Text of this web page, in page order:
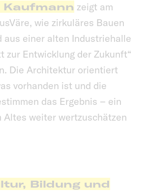
Kaufmann zeigt am
wie zirkuläres Bauen
aus einer alten Industriehalle
zur Entwicklung der Zukunft“
Die Architektur orientiert
vorhanden ist und die
das Ergebnis – ein
Altes weiter wertzuschätzen
Bildung und